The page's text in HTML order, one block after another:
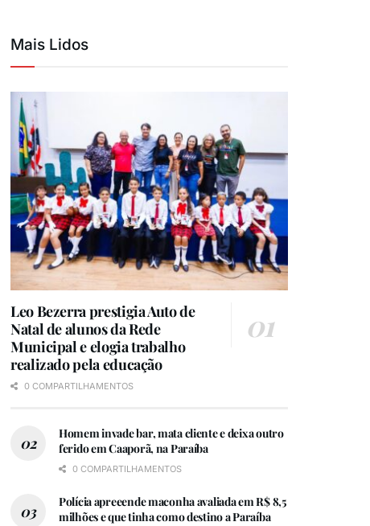
Mais Lidos
Leo Bezerra prestigia Auto de
Natal de alunos da Rede
Municipal e elogia trabalho
realizado pela educação
0 COMPARTILHAMENTOS
Homem invade bar, mata cliente e deixa outro
ferido em Caaporã, na Paraíba
0 COMPARTILHAMENTOS
Polícia apreeende maconha avaliada em R$ 8,5
milhões e que tinha como destino a Paraíba